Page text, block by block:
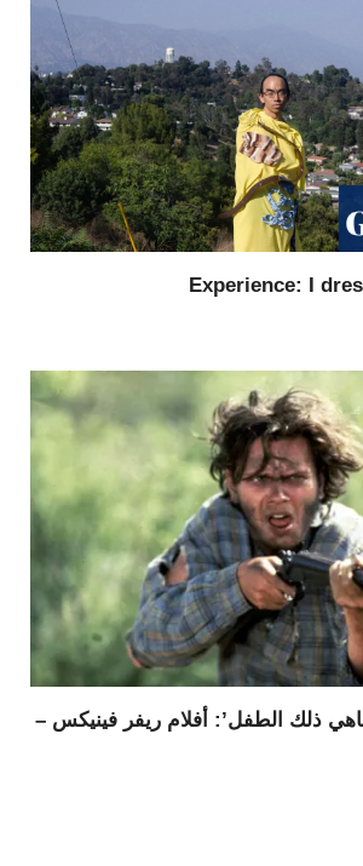
Experience: I
ذلك الطفل’: أفلام ريفر فينيكس –